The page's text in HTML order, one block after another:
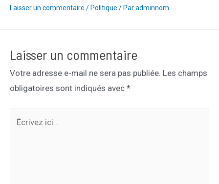
Laisser un commentaire / Politique / Paradminnom
Laisser un commentaire
Votre adresse e-mail ne sera pas publiée. Les champs
obligatoires sont indiqués avec *